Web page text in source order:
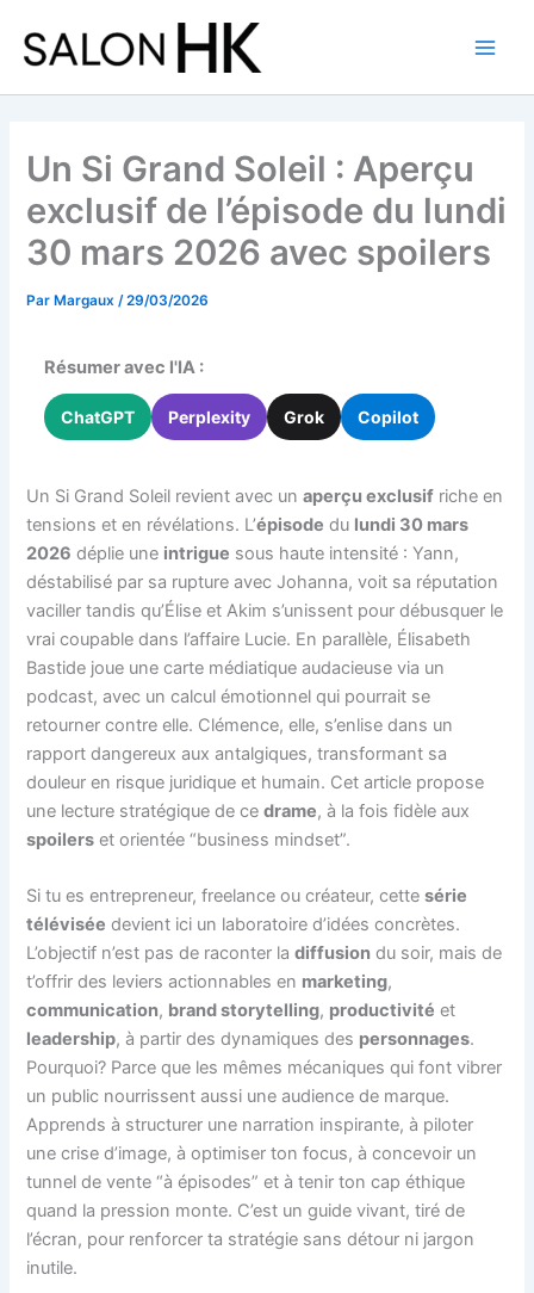
contenu
Un Si Grand Soleil : Aperçu
exclusif de l’épisode du lundi
30 mars 2026 avec spoilers
ParMargaux /29/03/2026
Résumer avec l'IA :
ChatGPT Perplexity Grok Copilot
Un Si Grand Soleil revient avec unaperçu exclusif riche en
tensions et en révélations. L’épisode du lundi 30 mars
2026 déplie une intrigue sous haute intensité : Yann,
déstabilisé par sa rupture avec Johanna, voit sa réputation
vaciller tandis qu’Élise et Akim s’unissent pour débusquer le
vrai coupable dans l’affaire Lucie. En parallèle, Élisabeth
Bastide joue une carte médiatique audacieuse via un
podcast, avec un calcul émotionnel qui pourrait se
retourner contre elle. Clémence, elle, s’enlise dans un
rapport dangereux aux antalgiques, transformant sa
douleur en risque juridique et humain. Cet article propose
une lecture stratégique de cedrame, à la fois fidèle aux
spoilers et orientée “business mindset”.
Si tu es entrepreneur, freelance ou créateur, cettesérie
télévisée devient ici un laboratoire d’idées concrètes.
L’objectif n’est pas de raconter ladiffusion du soir, mais de
t’offrir des leviers actionnables en marketing,
communication, brand storytelling, productivité et
leadership, à partir des dynamiques des personnages.
Pourquoi? Parce que les mêmes mécaniques qui font vibrer
un public nourrissent aussi une audience de marque.
Apprends à structurer une narration inspirante, à piloter
une crise d’image, à optimiser ton focus, à concevoir un
tunnel de vente “à épisodes” et à tenir ton cap éthique
quand la pression monte. C’est un guide vivant, tiré de
l’écran, pour renforcer ta stratégie sans détour ni jargon
inutile.